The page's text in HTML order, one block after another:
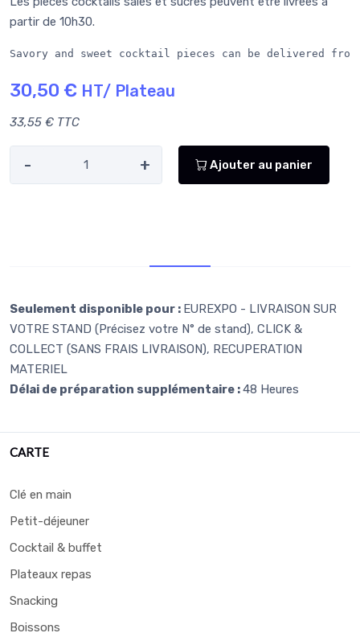
partir de 10h30.
Savory and sweet cocktail pieces can be delivered
30,50 € HT/ Plateau
33,55 € TTC
- + Ajouter au panier
Seulement disponible pour : EUREXPO - LIVRAISON SUR
VOTRE STAND (Précisez votre N° de stand), CLICK &
COLLECT (SANS FRAIS LIVRAISON), RECUPERATION
MATERIEL
Délai de préparation supplémentaire :48 Heures
CARTE
Clé en main
Petit-déjeuner
Cocktail & buffet
Plateaux repas
Snacking
Boissons